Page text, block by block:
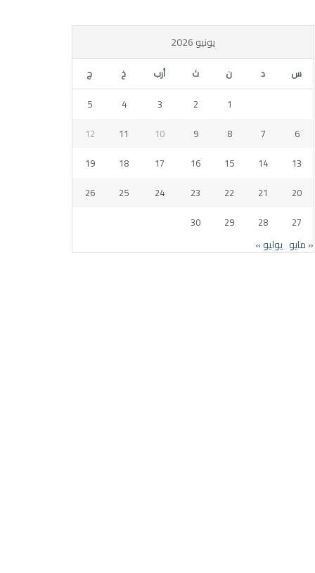
يونيو 2026
س د ن ث أرب خ ج
1
2
3
4
5
6
7
8
9
10
11
12
13
14
15
16
17
18
19
20
21
22
23
24
25
26
27
28
29
30
« مايو يوليو »